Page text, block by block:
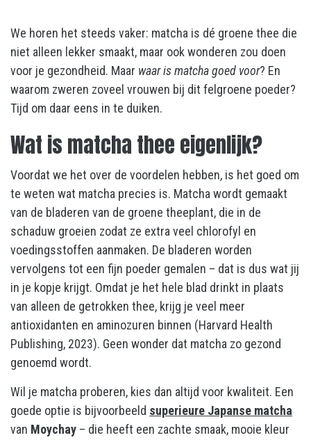
We horen het steeds vaker: matcha is dé groene thee die
niet alleen lekker smaakt, maar ook wonderen zou doen
voor je gezondheid. Maar waar is matcha goed voor? En
waarom zweren zoveel vrouwen bij dit felgroene poeder?
Tijd om daar eens in te duiken.
Wat is matcha thee eigenlijk?
Voordat we het over de voordelen hebben, is het goed om
te weten wat matcha precies is. Matcha wordt gemaakt
van de bladeren van de groene theeplant, die in de
schaduw groeien zodat ze extra veel chlorofyl en
voedingsstoffen aanmaken. De bladeren worden
vervolgens tot een fijn poeder gemalen – dat is dus wat jij
in je kopje krijgt. Omdat je het hele blad drinkt in plaats
van alleen de getrokken thee, krijg je veel meer
antioxidanten en aminozuren binnen (Harvard Health
Publishing, 2023). Geen wonder dat matcha zo gezond
genoemd wordt.
Wil je matcha proberen, kies dan altijd voor kwaliteit. Een
goede optie is bijvoorbeeld superieure Japanse matcha
van Moychay – die heeft een zachte smaak, mooie kleur